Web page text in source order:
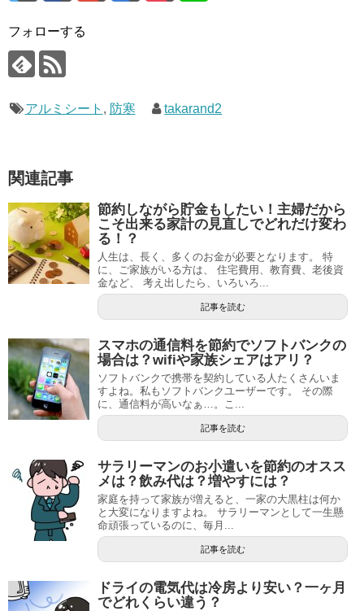
フォローする
アルミシート , 防寒 takarand2
関連記事
節約しながら貯金もしたい！主婦だから
こそ出来る家計の見直しでどれだけ変わ
る！？
人生は、長く、多くのお金が必要となります。 特
に、ご家族がいる方は、 住宅費用、教育費、老後資
金など、 考え出したら、いろいろ...
記事を読む
スマホの通信料を節約でソフトバンクの
場合は？wifiや家族シェアはアリ？
ソフトバンクで携帯を契約している人たくさんいま
すよね。私もソフトバンクユーザーです。 その際
に、通信料が高いなぁ…。こ...
記事を読む
サラリーマンのお小遣いを節約のオスス
メは？飲み代は？増やすには？
家庭を持って家族が増えると、一家の大黒柱は何か
と大変になりますよね。 サラリーマンとして一生懸
命頑張っているのに、毎月...
記事を読む
ドライの電気代は冷房より安い？一ヶ月
でどれくらい違う？